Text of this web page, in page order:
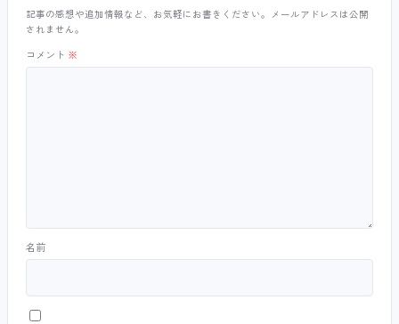
記事の感想や追加情報など、お気軽にお書きください。メールアドレスは公開
されません。
コメント ※
名前